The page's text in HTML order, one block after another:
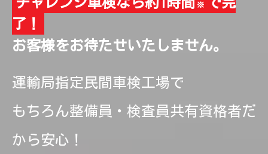
※
了！
お客様をお待たせいたしません。
運輸局指定民間車検工場で
もちろん整備員・検査員共有資格者だ
から安心！